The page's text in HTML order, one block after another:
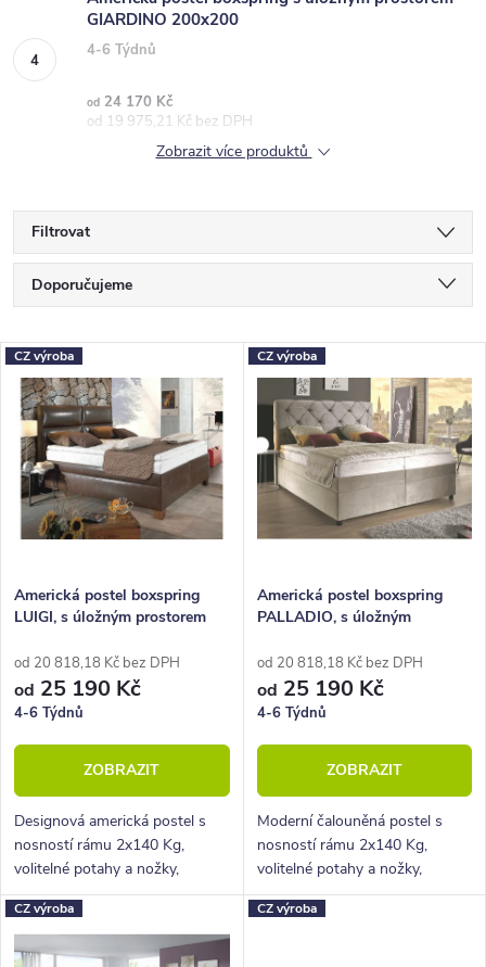
GIARDINO 200x200
4-6 Týdnů
od 24 170 Kč
od 19 975,21 Kč bez DPH
Zobrazit více produktů
Filtrovat
a
z
e
n
p
o
d
u
k
t
ů
Doporučujeme
Nejdražší
Nejprodávanější
Abecedně
V
ý
p
s
r
o
d
u
k
t
ů
CZ výroba
Americká postel boxspring
LUIGI, s úložným prostorem
od 20 818,18 Kč bez DPH
od 25 190 Kč
4-6 Týdnů
ZOBRAZIT
Designová americká postel s
nosností rámu 2x140 Kg,
volitelné potahy a nožky,
hluboký úložný prostor.
CZ výroba
Americká postel boxspring
PALLADIO, s úložným
od 20 818,18 Kč bez DPH
od 25 190 Kč
4-6 Týdnů
ZOBRAZIT
Moderní čalouněná postel s
nosností rámu 2x140 Kg,
volitelné potahy a nožky,
hluboký úložný prostor.
CZ výroba CZ výroba